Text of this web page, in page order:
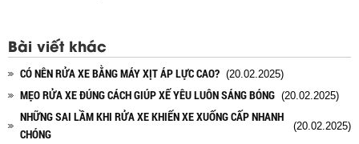
Bài viết khác
CÓ NÊN RỬA XE BẰNG MÁY XỊT ÁP LỰC CAO? (20.02.2025)
MẸO RỬA XE ĐÚNG CÁCH GIÚP XẾ YÊU LUÔN SÁNG BÓNG (20.02.2025)
NHỮNG SAI LẦM KHI RỬA XE KHIẾN XE XUỐNG CẤP NHANH
CHÓNG
(20.02.2025)